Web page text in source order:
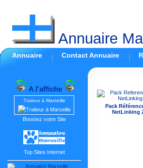
Annuaire
Annuaire Contact Annuaire
A l'affiche
Traiteur à Marseille
Boostez votre Site
Top Sites Internet
Pack
NetLinking